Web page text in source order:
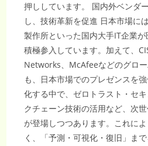
押ししています。 国内外ベンダ
し、技術革新を促進 日本市場に
製作所といった国内大手IT企業
積極参入しています。加えて、
Networks、McAfeeなどのグロ
も、日本市場でのプレゼンスを
化する中で、ゼロトラスト・セ
クチェーン技術の活用など、次
が登場しつつあります。これに
く、「予測・可視化・復旧」ま